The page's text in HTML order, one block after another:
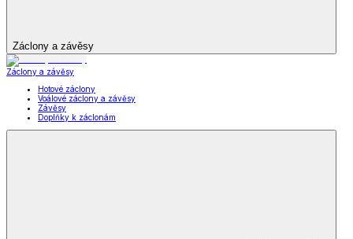
Záclony a závěsy
Záclony a závěsy
Hotové záclony
Voálové záclony a závěsy
Závěsy
Doplňky k záclonám